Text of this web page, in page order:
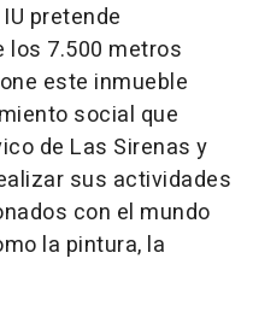
pretende
los 7.500 metros
este inmueble
social que
de Las Sirenas y
sus actividades
con el mundo
la pintura, la